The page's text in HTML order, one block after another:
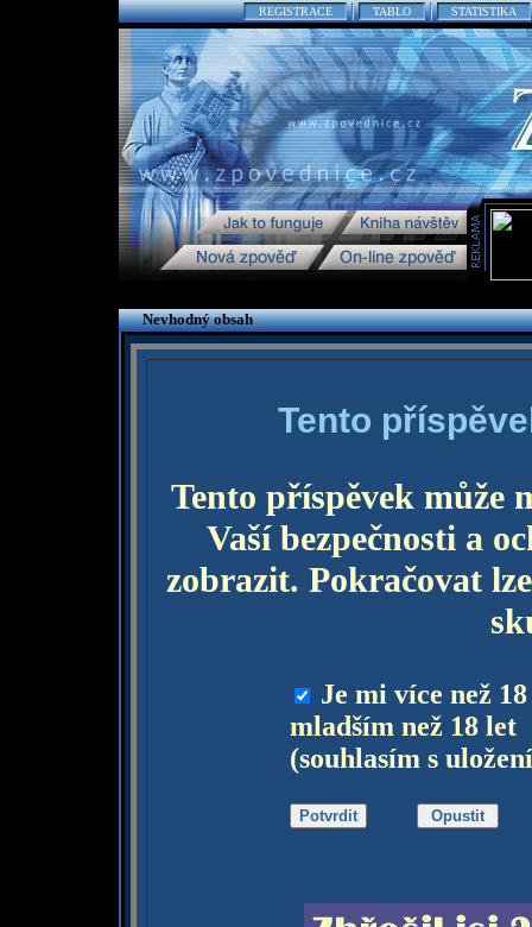
REGISTRACE TABLO STATISTIKA
Nevhodný obsah
Tento
Tento příspěvek může
Vaší bezpečnosti a
zobrazit. Pokračovat
Je mi více než
mladším než 18 let
(souhlasím s